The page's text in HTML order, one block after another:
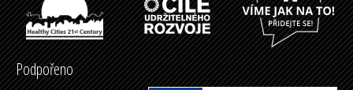
Podpořeno